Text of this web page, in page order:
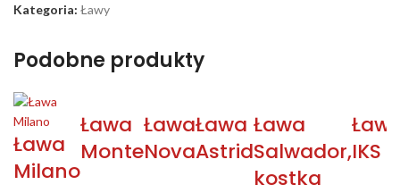
Kategoria: Ławy
Podobne produkty
Ława
Milano
Ława
Monte
Ława
Nova
Ława
Astrid
Ława
Salwador,
kostka
IKS